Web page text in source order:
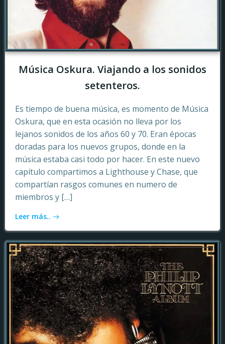
Música Oskura. Viajando a los sonidos
setenteros.
Es tiempo de buena música, es momento de Música
Oskura, que en esta ocasión no lleva por los
lejanos sonidos de los años 60 y 70. Eran épocas
doradas para los nuevos grupos, donde en la
música estaba casi todo por hacer. En este nuevo
capítulo compartimos a Lighthouse y Chase, que
compartían rasgos comunes en numero de
miembros y […]
Leer más..